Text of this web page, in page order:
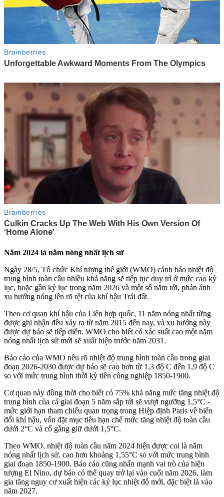
Năm 2024 là năm nóng nhất lịch sử
Ngày 28/5, Tổ chức Khí tượng thế giới (WMO) cảnh báo nhiệt độ
trung bình toàn cầu nhiều khả năng sẽ tiếp tục duy trì ở mức cao kỷ
lục, hoặc gần kỷ lục trong năm 2026 và một số năm tới, phản ánh
xu hướng nóng lên rõ rệt của khí hậu Trái đất.
Theo cơ quan khí hậu của Liên hợp quốc, 11 năm nóng nhất từng
được ghi nhận đều xảy ra từ năm 2015 đến nay, và xu hướng này
được dự báo sẽ tiếp diễn. WMO cho biết có xác suất cao một năm
nóng nhất lịch sử mới sẽ xuất hiện trước năm 2031.
Báo cáo của WMO nêu rõ nhiệt độ trung bình toàn cầu trong giai
đoạn 2026-2030 được dự báo sẽ cao hơn từ 1,3 độ C đến 1,9 độ C
so với mức trung bình thời kỳ tiền công nghiệp 1850-1900.
Cơ quan này đồng thời cho biết có 75% khả năng mức tăng nhiệt độ
trung bình của cả giai đoạn 5 năm sắp tới sẽ vượt ngưỡng 1,5°C -
mức giới hạn tham chiếu quan trọng trong Hiệp định Paris về biến
đổi khí hậu, vốn đặt mục tiêu hạn chế mức tăng nhiệt độ toàn cầu
dưới 2°C và cố gắng giữ dưới 1,5°C.
Theo WMO, nhiệt độ toàn cầu năm 2024 hiện được coi là năm
nóng nhất lịch sử, cao hơn khoảng 1,55°C so với mức trung bình
giai đoạn 1850-1900. Báo cáo cũng nhấn mạnh vai trò của hiện
tượng El Nino, dự báo có thể quay trở lại vào cuối năm 2026, làm
gia tăng nguy cơ xuất hiện các kỷ lục nhiệt độ mới, đặc biệt là vào
năm 2027.